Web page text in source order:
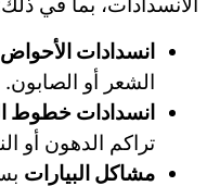
الانسدادات، بما في
انسدادات
الشعر أو الصابون.
انسدادات خطوط
تراكم الدهون أو
مشاكل البيارات